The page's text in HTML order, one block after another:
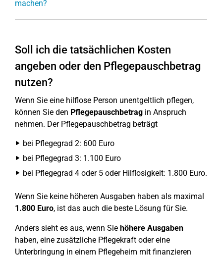
machen?
Soll ich die tatsächlichen Kosten
angeben oder den Pflegepauschbetrag
nutzen?
Wenn Sie eine hilflose Person unentgeltlich pflegen,
können Sie den Pflegepauschbetrag in Anspruch
nehmen. Der Pflegepauschbetrag beträgt
bei Pflegegrad 2: 600 Euro
bei Pflegegrad 3: 1.100 Euro
bei Pflegegrad 4 oder 5 oder Hilflosigkeit: 1.800 Euro.
Wenn Sie keine höheren Ausgaben haben als maximal
1.800 Euro, ist das auch die beste Lösung für Sie.
Anders sieht es aus, wenn Sie höhere Ausgaben
haben, eine zusätzliche Pflegekraft oder eine
Unterbringung in einem Pflegeheim mit finanzieren